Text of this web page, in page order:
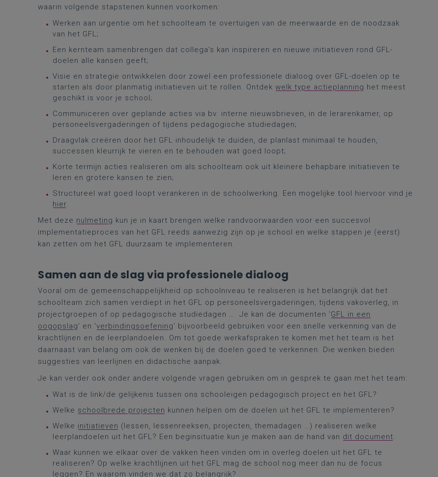
waarin volgende stapstenen kunnen voorkomen:
Werken aan urgentie om het schoolteam te overtuigen van de meerwaarde en de noodzaak
van het GFL;
Een kernteam samenbrengen dat collega’s kan inspireren en nieuwe initiatieven rond GFL-
doelen alle kansen geeft;
Visie en strategie ontwikkelen door zowel een professionele dialoog over GFL-doelen op te
starten als door planmatig initiatieven uit te rollen. Ontdek welk type actieplanning het meest
geschikt is voor je school;
Communiceren over geplande acties via bv. interne nieuwsbrieven, in de lerarenkamer, op
personeelsvergaderingen of tijdens pedagogische studiedagen;
Draagvlak creëren door het GFL inhoudelijk te duiden, de planlast minimaal te houden,
successen kleurrijk te vieren en te behouden wat goed loopt;
Korte termijn acties realiseren om als schoolteam ook uit kleinere behapbare initiatieven te
leren en grotere kansen te zien;
Structureel wat goed loopt verankeren in de schoolwerking. Een mogelijke tool hiervoor vind je
hier.
Met deze nulmeting kun je in kaart brengen welke randvoorwaarden voor een succesvol
implementatieproces van het GFL reeds aanwezig zijn op je school en welke stappen je (eerst)
kan zetten om het GFL duurzaam te implementeren.
Samen aan de slag via professionele dialoog
Vooral om de gemeenschappelijkheid op schoolniveau te realiseren is het belangrijk dat het
schoolteam zich samen verdiept in het GFL op personeelsvergaderingen, tijdens vakoverleg, in
projectgroepen of op pedagogische studiedagen … Je kan de documenten 'GFL in een
oogopslag' en 'verbindingsoefening' bijvoorbeeld gebruiken voor een snelle verkenning van de
krachtlijnen en de leerplandoelen. Om tot goede werkafspraken te komen met het team is het
daarnaast van belang om ook de wenken bij de doelen goed te verkennen. Die wenken bieden
suggesties van leerlijnen en didactische aanpak.
Je kan verder ook onder andere volgende vragen gebruiken om in gesprek te gaan met het team:
Wat is de link/de gelijkenis tussen ons schooleigen pedagogisch project en het GFL?
Welke schoolbrede projecten kunnen helpen om de doelen uit het GFL te implementeren?
Welke initiatieven (lessen, lessenreeksen, projecten, themadagen …) realiseren welke
leerplandoelen uit het GFL? Een beginsituatie kun je maken aan de hand van dit document.
Waar kunnen we elkaar over de vakken heen vinden om in overleg doelen uit het GFL te
realiseren? Op welke krachtlijnen uit het GFL mag de school nog meer dan nu de focus
leggen? En waarom vinden we dat zo belangrijk?